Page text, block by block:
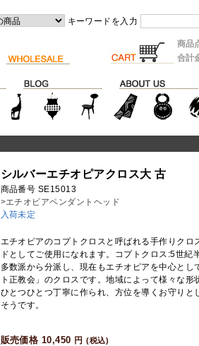
キーワードを入力
商品
合計
シルバーエチオピアクロス大 古
商品番号 SE15013
>エチオピアペンダントヘッド
入荷未定
エチオピアのコプトクロスと呼ばれる手作りクロ
ドとしてご使用になれます。コプトクロス:5世紀
多数派から分派し、現在もエチオピアを中心とし
ト正教会」のクロスです。地域によって様々な形
ひとつひとつ丁寧に作られ、方位を導くお守りと
そうです。
販売価格 10,450 円 (税込)